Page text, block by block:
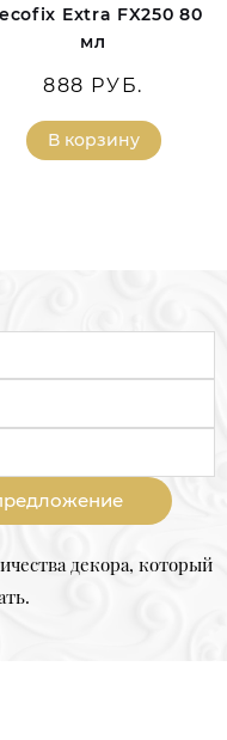
Extra FX250 80
мл
888 РУБ.
В корзину
декора, который